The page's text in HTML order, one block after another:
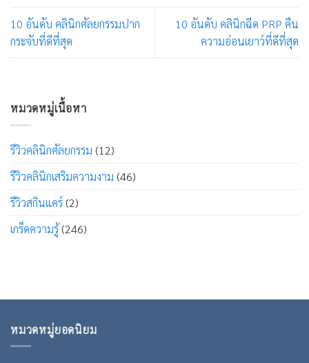
10 อันดับ คลินิกศัลยกรรมปาก
กระจับที่ดีที่สุด
10 อันดับ คลินิกฉีด PRP คืน
ความอ่อนเยาว์ที่ดีที่สุด
หมวดหมู่เนื้อหา
รีวิวคลินิกศัลยกรรม (12)
รีวิวคลินิกเสริมความงาม (46)
รีวิวสกินแคร์ (2)
เกร็ดความรู้(246)
หมวดหมู่ยอดนิยม